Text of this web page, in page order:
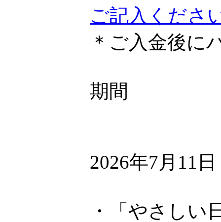
ご記入くださ
＊ご入金後に
期間
2026年7月11
・「やさしい